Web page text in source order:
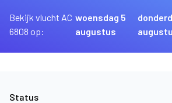
Bekijk vlucht AC
6808 op:
woensdag 5
augustus
Status